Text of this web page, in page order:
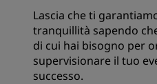
Lascia che ti
tranquillità sapendo
di cui hai bisogno per
supervisionare il tuo
successo.